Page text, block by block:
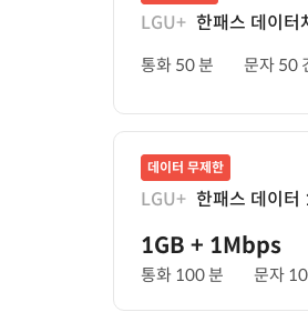
LGU+ 한패스 데이
통화 50 분 문자 50
데이터 무제한
LGU+ 한패스 데이
1GB + 1Mbps
통화 100 분 문자